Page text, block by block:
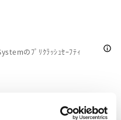
のﾌﾟﾘｸﾗｯｼｭｾｰﾌﾃｨ